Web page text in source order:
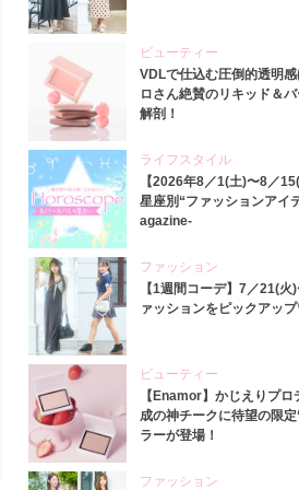
ビューティー
VDLで仕込む圧倒的透明
ロさん絶賛のリキッド＆
解剖！
ライフスタイル
【2026年8／1(土)〜8／
星座別“ファッションアイ
agazine-
ファッション
【1週間コーデ】7／21(
ァッションをピックアッ
ビューティー
【Enamor】かじえりプ
成の神チークに待望の限
ラーが登場！
ファッション